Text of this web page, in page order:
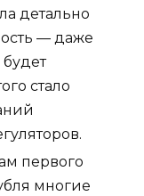
детально
— даже
будет
стало
первого
многие